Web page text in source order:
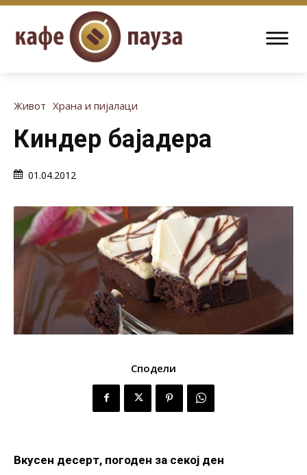
Живот Храна и пијалаци
Киндер бајадера
01.04.2012
Сподели
Вкусен десерт, погоден за секој ден